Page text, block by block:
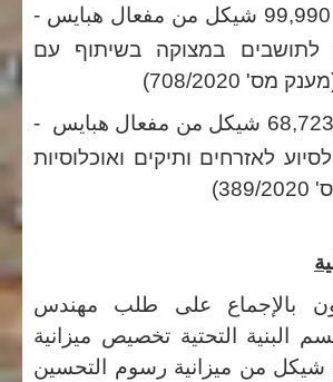
شيكل من مفعال هبايس -
לתושבים במצוקה בשיתוף עם
708/2020)
شيكل من مفعال هبايس -
לאזרחים ותיקים ואוכלוסיות
بالإجماع على طلب مهندس
البنية التحتية تخصيص ميزانية
بقيمة 500,000 شيكل من ميزانية رسوم التحسين